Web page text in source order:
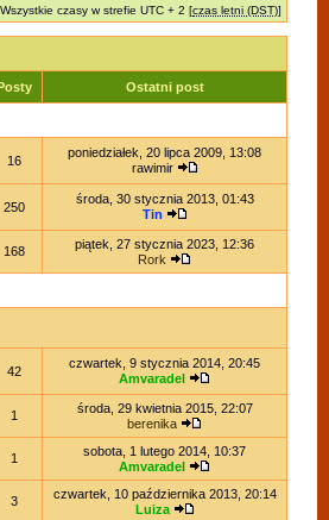
Wszystkie czasy w strefie UTC + 2 [czas letni (DST)]
Ostatni post
16
poniedziałek, 20 lipca 2009, 13:08
rawimir
250
środa, 30 stycznia 2013, 01:43
Tin
168
piątek, 27 stycznia 2023, 12:36
Rork
42
czwartek, 9 stycznia 2014, 20:45
Amvaradel
1
środa, 29 kwietnia 2015, 22:07
berenika
1
sobota, 1 lutego 2014, 10:37
Amvaradel
3
czwartek, 10 października 2013, 20:14
Luiza